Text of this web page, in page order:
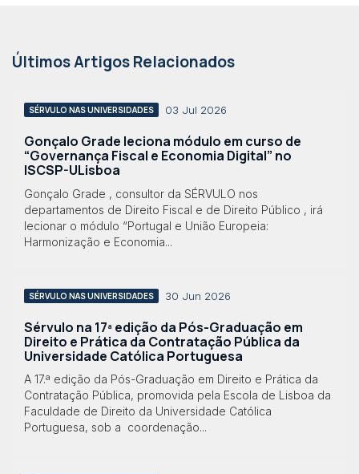
Últimos Artigos Relacionados
SÉRVULO NAS UNIVERSIDADES 03 Jul 2026
Gonçalo Grade leciona módulo em curso de
“Governança Fiscal e Economia Digital” no
ISCSP-ULisboa
Gonçalo Grade , consultor da SÉRVULO nos
departamentos de Direito Fiscal e de Direito Público , irá
lecionar o módulo “Portugal e União Europeia:
Harmonização e Economia...
SÉRVULO NAS UNIVERSIDADES 30 Jun 2026
Sérvulo na 17ª edição da Pós-Graduação em
Direito e Prática da Contratação Pública da
Universidade Católica Portuguesa
A 17.ª edição da Pós-Graduação em Direito e Prática da
Contratação Pública, promovida pela Escola de Lisboa da
Faculdade de Direito da Universidade Católica
Portuguesa, sob a coordenação...